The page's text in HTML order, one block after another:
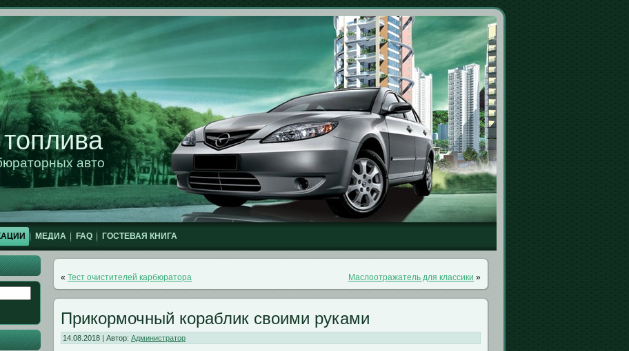
авто
МЕДИА FAQ ГОСТЕВАЯ КНИГА
« Тест очистителей карбюратора Маслоотражатель для классики »
Прикормочный кораблик своими руками
14.08.2018 | Автор: Администратор